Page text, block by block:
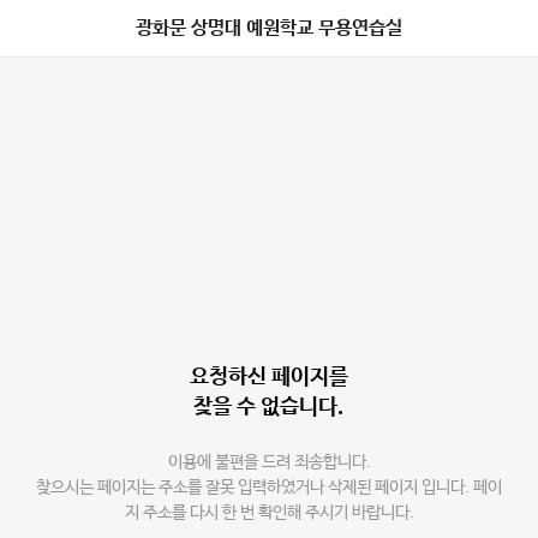
광화문 상명대 예원학교 무용연습실
요청하신 페이지를
찾을 수 없습니다.
이용에 불편을 드려 죄송합니다.
찾으시는 페이지는 주소를 잘못 입력하였거나 삭제된 페이지 입니다. 페이
지 주소를 다시 한 번 확인해 주시기 바랍니다.